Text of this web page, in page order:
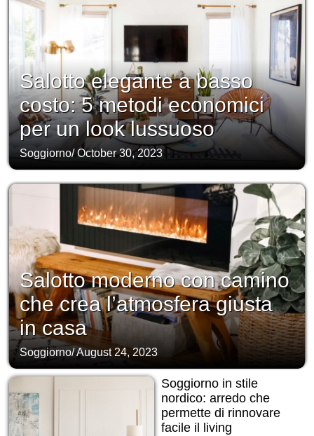
Salotto elegante a basso
costo: 5 metodi economici
per un look lussuoso
Soggiorno/October 30, 2023
Salotto moderno con camino
che crea l’atmosfera giusta
in casa
Soggiorno/August 24, 2023
Soggiorno in stile
nordico: arredo che
permette di rinnovare
facile il living